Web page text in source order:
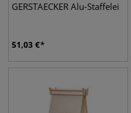
GERSTAECKER Alu-Staffelei
51,03 €